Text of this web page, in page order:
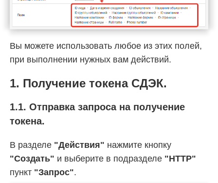
Вы можете использовать любое из этих полей,
при выполнении нужных вам действий.
1. Получение токена СДЭК.
1.1. Отправка запроса на получение
токена.
В разделе "Действия" нажмите кнопку
"Создать" и выберите в подразделе "HTTP"
пункт "Запрос".